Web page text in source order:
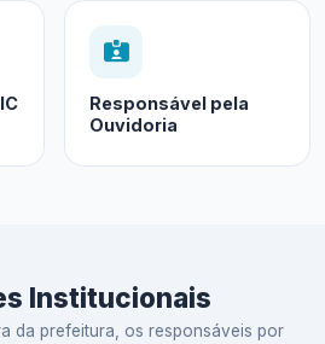
Responsável pela
Ouvidoria
Institucionais
da prefeitura, os responsáveis por